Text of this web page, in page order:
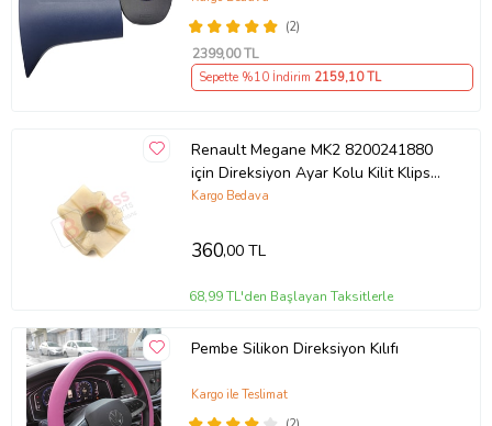
(2)
2399,00 TL
Sepette %10 İndirim 2159,10 TL
Renault Megane MK2 8200241880
için Direksiyon Ayar Kolu Kilit Klips
Plastiği
Kargo Bedava
360,00 TL
68,99 TL'den Başlayan Taksitlerle
Pembe Silikon Direksiyon Kılıfı
Kargo ile Teslimat